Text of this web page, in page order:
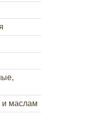
и маслам